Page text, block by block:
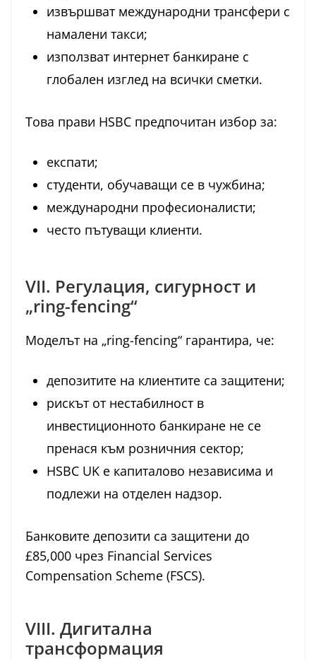
извършват международни трансфери с
намалени такси;
използват интернет банкиране с
глобален изглед на всички сметки.
Това прави HSBC предпочитан избор за:
експати;
студенти, обучаващи се в чужбина;
международни професионалисти;
често пътуващи клиенти.
VII. Регулация, сигурност и
„ring-fencing“
Моделът на „ring-fencing“ гарантира, че:
депозитите на клиентите са защитени;
рискът от нестабилност в
инвестиционното банкиране не се
пренася към розничния сектор;
HSBC UK е капиталово независима и
подлежи на отделен надзор.
Банкoвите депозити са защитени до
£85,000 чрез Financial Services
Compensation Scheme (FSCS).
VIII. Дигитална
трансформация